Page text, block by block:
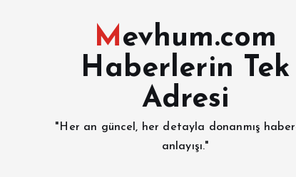
Mevhum.com
Haberlerin Tek
Adresi
"Her an güncel, her detayla donanmış
anlayışı."